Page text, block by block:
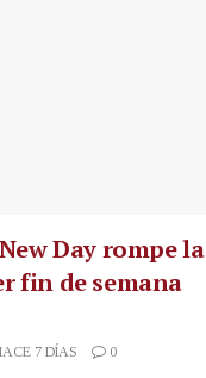
Day rompe la
fin de semana
7 DÍAS 0